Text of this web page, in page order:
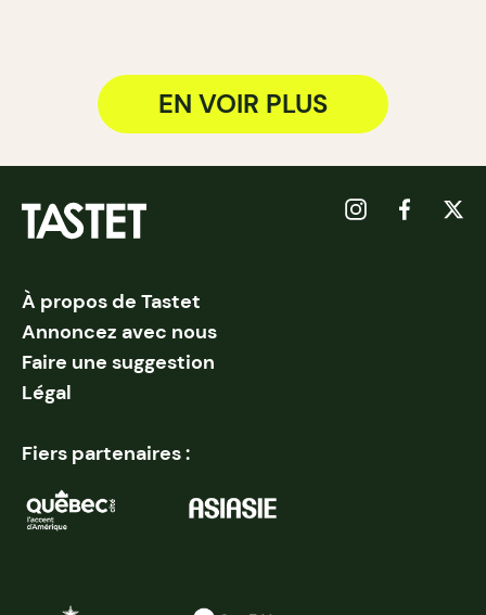
EN VOIR PLUS
À propos de Tastet
Annoncez avec nous
Faire une suggestion
Légal
Fiers partenaires :